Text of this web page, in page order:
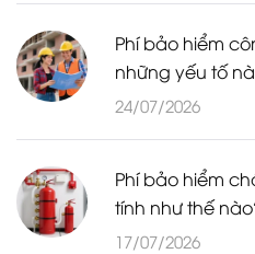
Phí bảo hiểm
những yếu tố
24/07/2026
Phí bảo hiểm
tính như thế
17/07/2026